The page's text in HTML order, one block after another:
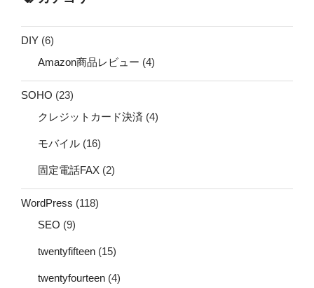
DIY (6)
Amazon商品レビュー (4)
SOHO (23)
クレジットカード決済 (4)
モバイル (16)
固定電話FAX (2)
WordPress (118)
SEO (9)
twentyfifteen (15)
twentyfourteen (4)